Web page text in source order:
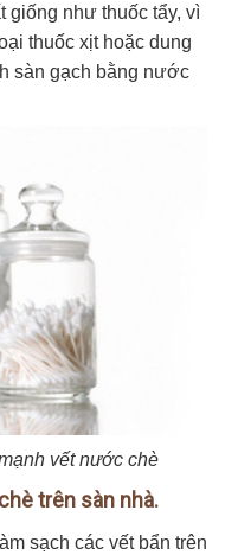
giống như thuốc tẩy, vì
thuốc xịt hoặc dung
sàn gạch bằng nước
vết nước chè
trên sàn nhà.
sạch các vết bẩn trên